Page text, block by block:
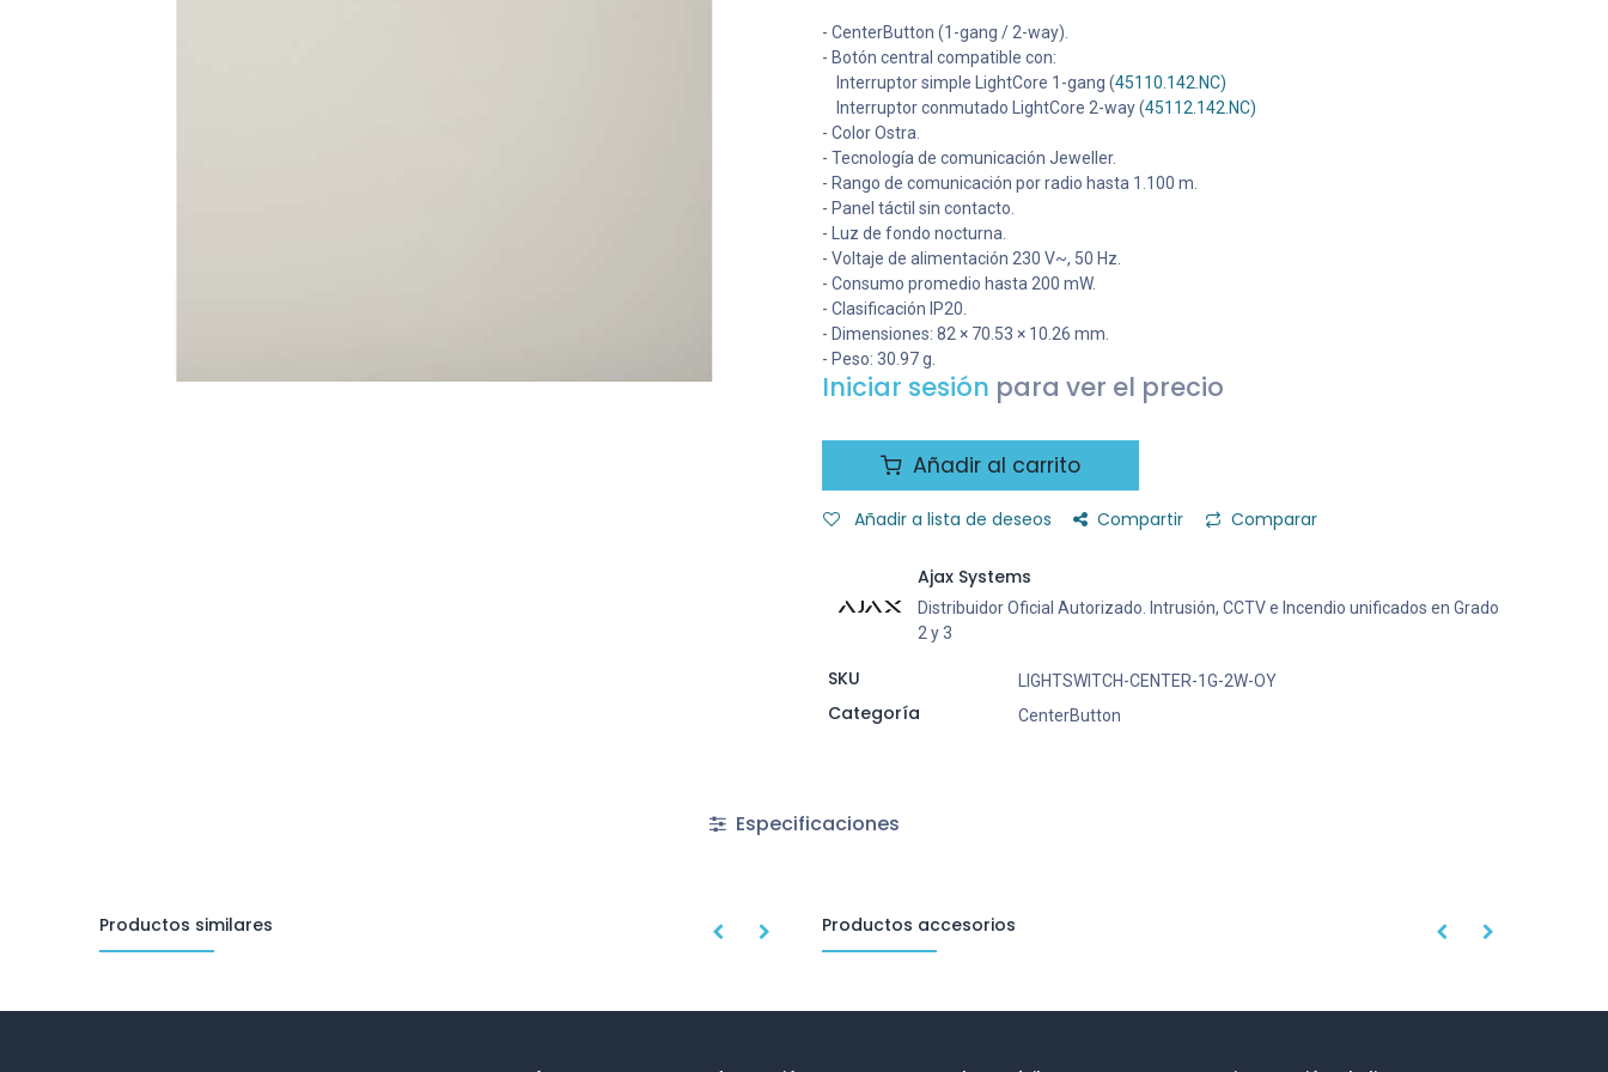
- CenterButton (1-gang / 2-way).
- Botón central compatible con:
Interruptor simple LightCore 1-gang (45110.142.NC)
Interruptor conmutado LightCore 2-way (45112.142.NC)
- Color Ostra.
- Tecnología de comunicación Jeweller.
- Rango de comunicación por radio hasta 1.100 m.
- Panel táctil sin contacto.
- Luz de fondo nocturna.
- Voltaje de alimentación 230 V~, 50 Hz.
- Consumo promedio hasta 200 mW.
- Clasificación IP20.
- Dimensiones: 82 × 70.53 × 10.26 mm.
- Peso: 30.97 g.
Iniciar sesión para ver el precio
Añadir al carrito
Añadir a lista de deseos Compartir Comparar
Ajax Systems
Distribuidor Oficial Autorizado. Intrusión, CCTV e Incendio unificados en Grado
2 y 3
SKU LIGHTSWITCH-CENTER-1G-2W-OY
Categoría CenterButton
Especificaciones
Productos similares Productos accesorios